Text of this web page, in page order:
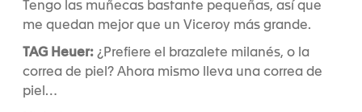
Tengo las muñecas bastante pequeñas, así que
me quedan mejor que un Viceroy más grande.
TAG Heuer: ¿Prefiere el brazalete milanés, o la
correa de piel? Ahora mismo lleva una correa de
piel…